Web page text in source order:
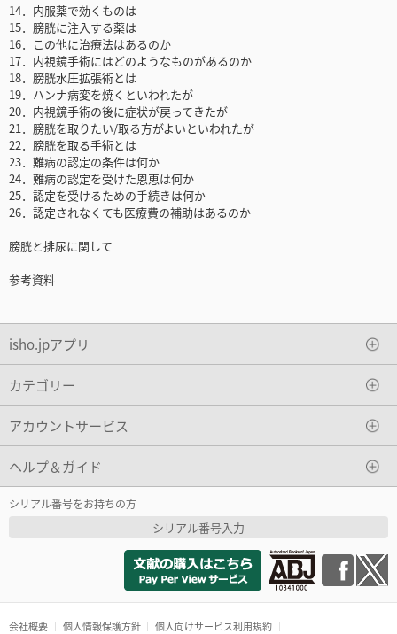
14．内服薬で効くものは
15．膀胱に注入する薬は
16．この他に治療法はあるのか
17．内視鏡手術にはどのようなものがあるのか
18．膀胱水圧拡張術とは
19．ハンナ病変を焼くといわれたが
20．内視鏡手術の後に症状が戻ってきたが
21．膀胱を取りたい/取る方がよいといわれたが
22．膀胱を取る手術とは
23．難病の認定の条件は何か
24．難病の認定を受けた恩恵は何か
25．認定を受けるための手続きは何か
26．認定されなくても医療費の補助はあるのか
膀胱と排尿に関して
参考資料
isho.jpアプリ
カテゴリー
アカウントサービス
ヘルプ＆ガイド
シリアル番号をお持ちの方
シリアル番号入力
会社概要 個人情報保護方針 個人向けサービス利用規約